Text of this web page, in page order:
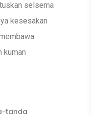
selsema
kesesakan
kuman
tanda